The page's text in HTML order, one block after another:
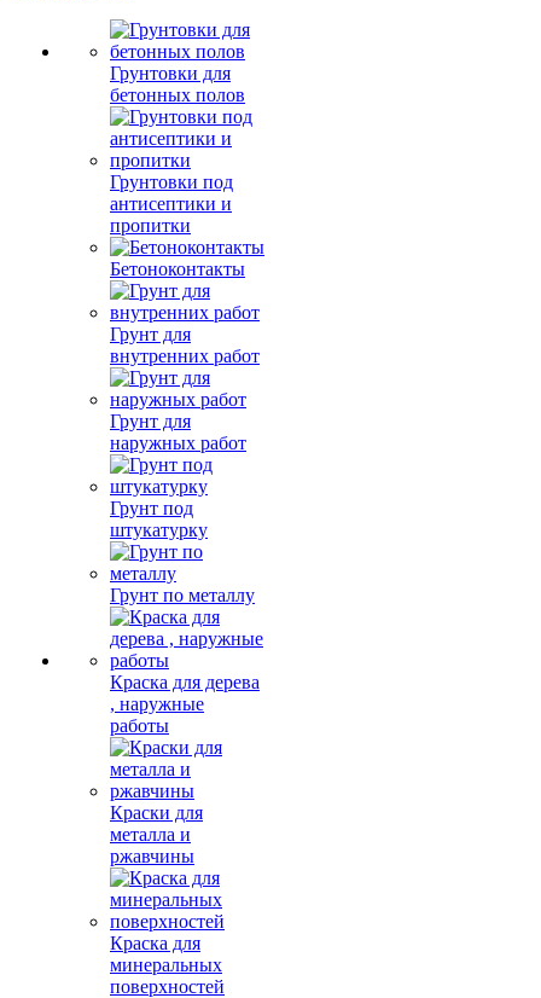
Грунтовки для
бетонных полов
Грунтовки под
антисептики и
пропитки
Бетоноконтакты
Грунт для
внутренних работ
Грунт для
наружных работ
Грунт под
штукатурку
Грунт по металлу
Краска для дерева
, наружные
работы
Краски для
металла и
ржавчины
Краска для
минеральных
поверхностей